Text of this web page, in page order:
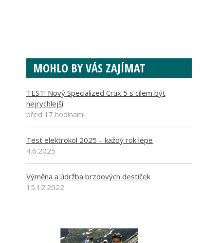
MOHLO BY VÁS ZAJÍMAT
TEST! Nový Specialized Crux 5 s cílem být
nejrychlejší
před 17 hodinami
Test elektrokol 2025 – každý rok lépe
4.6.2025
Výměna a údržba brzdových destiček
15.12.2022